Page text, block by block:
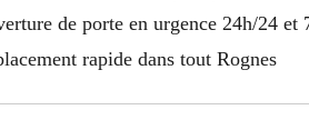
de porte en urgence 24h/24 et
rapide dans tout Rognes